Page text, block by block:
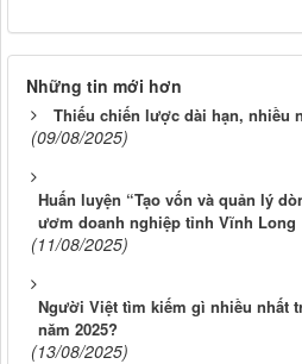
Những tin mới hơn
Thiếu chiến lược dài hạn, nhiều
(09/08/2025)
Huấn luyện “Tạo vốn và quản lý
ươm doanh nghiệp tỉnh Vĩnh Long
(11/08/2025)
Người Việt tìm kiếm gì nhiều nhất
năm 2025?
(13/08/2025)